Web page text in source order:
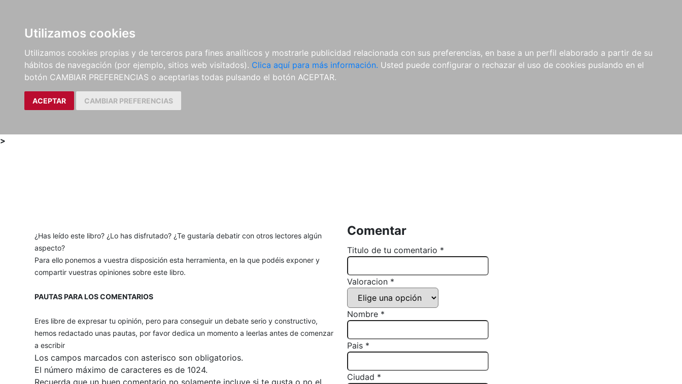
Utilizamos cookies
Utilizamos cookies propias y de terceros para fines analíticos y mostrarle publicidad relacionada con sus preferencias, en base a un perfil elaborado a partir de su
hábitos de navegación (por ejemplo, sitios web visitados). Clica aquí para más información. Usted puede configurar o rechazar el uso de cookies puslando en el
botón CAMBIAR PREFERENCIAS o aceptarlas todas pulsando el botón ACEPTAR.
ACEPTAR CAMBIAR PREFERENCIAS
LIBROS
MÉTODOS Y
EJERCICIOS
PARTITURAS Y EDICIONES
CRÍTICAS
REVISTAS
CDS Y
DVDS
MATERIAL
COMPLEMENTARIO
NOVEDADES NOTICIAS
COMPRAS
INSTITUCIONALES
>
¿Has leído este libro? ¿Lo has disfrutado? ¿Te gustaría debatir con otros lectores algún
aspecto?
Para ello ponemos a vuestra disposición esta herramienta, en la que podéis exponer y
compartir vuestras opiniones sobre este libro.
PAUTAS PARA LOS COMENTARIOS
Eres libre de expresar tu opinión, pero para conseguir un debate serio y constructivo,
hemos redactado unas pautas, por favor dedica un momento a leerlas antes de comenzar
a escribir
Los campos marcados con asterisco son obligatorios.
El número máximo de caracteres es de 1024.
Recuerda que un buen comentario no solamente incluye si te gusta o no el
Comentar
Titulo de tu comentario *
Valoracion *
Nombre *
Pais *
Ciudad *